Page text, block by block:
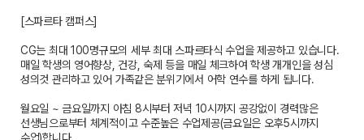
[스파르타 캠퍼스]
CG는 최대 100명규모의 세부 최대 스파르타식 수업을 제공하고 있습니다.
매일 학생의 영어향상, 건강, 숙제 등을 매일 체크하여 학생 개개인을 성심
성의것 관리하고 있어 가족같은 분위기에서 어학 연수를 하게 됩니다.
월요일 ~ 금요일까지 아침 8시부터 저녁 10시까지 공강없이 경력많은
선생님으로부터 체계적이고 수준높은 수업제공(금요일은 오후5시까지